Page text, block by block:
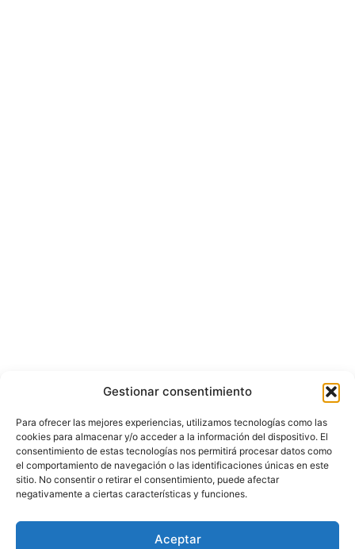
Gestionar consentimiento
Para ofrecer las mejores experiencias, utilizamos tecnologías como las
cookies para almacenar y/o acceder a la información del dispositivo. El
consentimiento de estas tecnologías nos permitirá procesar datos como
el comportamiento de navegación o las identificaciones únicas en este
sitio. No consentir o retirar el consentimiento, puede afectar
negativamente a ciertas características y funciones.
Aceptar